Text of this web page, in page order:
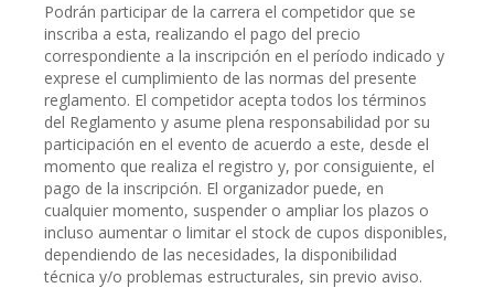
Podrán participar de la carrera el competidor que se
inscriba a esta, realizando el pago del precio
correspondiente a la inscripción en el período indicado y
exprese el cumplimiento de las normas del presente
reglamento. El competidor acepta todos los términos
del Reglamento y asume plena responsabilidad por su
participación en el evento de acuerdo a este, desde el
momento que realiza el registro y, por consiguiente, el
pago de la inscripción. El organizador puede, en
cualquier momento, suspender o ampliar los plazos o
incluso aumentar o limitar el stock de cupos disponibles,
dependiendo de las necesidades, la disponibilidad
técnica y/o problemas estructurales, sin previo aviso.